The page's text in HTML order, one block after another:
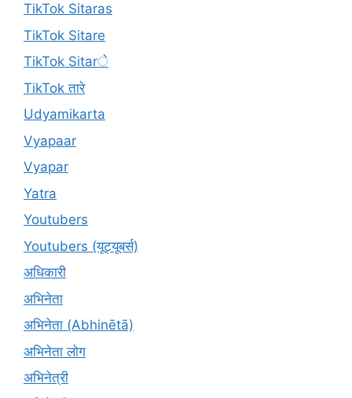
TikTok Sitaras
TikTok Sitare
TikTok Sitarे
TikTok तारे
Udyamikarta
Vyapaar
Vyapar
Yatra
Youtubers
Youtubers (यूट्यूबर्स)
अधिकारी
अभिनेता
अभिनेता (Abhinētā)
अभिनेता लोग
अभिनेत्री